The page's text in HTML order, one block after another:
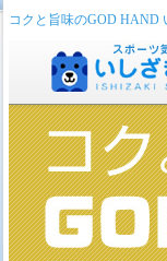
コクと旨味のGOD HAND